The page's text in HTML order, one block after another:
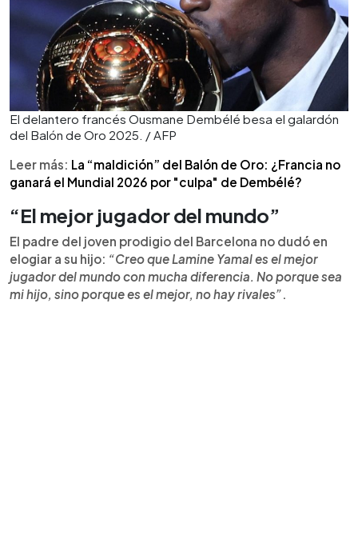
El delantero francés Ousmane Dembélé besa el galardón
del Balón de Oro 2025. / AFP
Leer más: La “maldición” del Balón de Oro: ¿Francia no
ganará el Mundial 2026 por "culpa" de Dembélé?
“El mejor jugador del mundo”
El padre del joven prodigio del Barcelona no dudó en
elogiar a su hijo: “Creo que Lamine Yamal es el mejor
jugador del mundo con mucha diferencia. No porque sea
mi hijo, sino porque es el mejor, no hay rivales”.